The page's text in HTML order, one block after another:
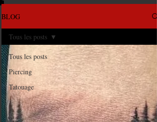
BLOG
Tous les posts
Piercing
Tatouage
Tous les posts